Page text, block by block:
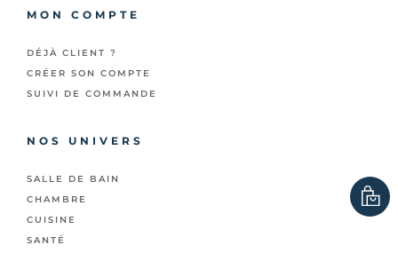
MON COMPTE
DÉJÀ CLIENT ?
CRÉER SON COMPTE
SUIVI DE COMMANDE
NOS UNIVERS
SALLE DE BAIN
CHAMBRE
CUISINE
SANTÉ